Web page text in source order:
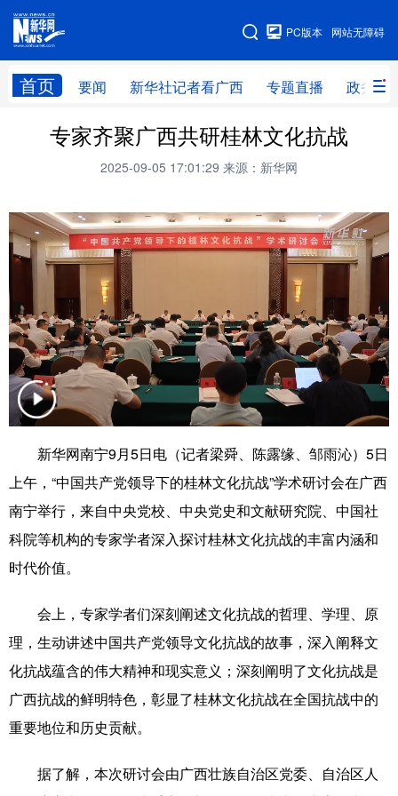
网站无障碍
PC版本
首页 要闻 新华社记者看广西 专题直播 政务信
网站地图
广西频道
新华社记者 专题直播
新华网导航
学习进行时 高层 时政 人事
国际 财经 网评 港澳
台湾 思客智库 全球连线
科技 科普 体育 文化
健康 军事 访谈 视频
图片 中央文件 金融 汽车
食品 人居 信息化 乡村振兴
溯源中国
会展 彩票 娱乐 时尚
悦读 公益 书画 一带一路
上市公司 文化产业
专家齐聚广西共研桂林文化抗战
2025-09-05 17:01:29 来源：新华网
新华网南宁9月5日电（记者梁舜、陈露缘、邹雨沁）5日
上午，“中国共产党领导下的桂林文化抗战”学术研讨会在广西
南宁举行，来自中央党校、中央党史和文献研究院、中国社
科院等机构的专家学者深入探讨桂林文化抗战的丰富内涵和
时代价值。
会上，专家学者们深刻阐述文化抗战的哲理、学理、原
理，生动讲述中国共产党领导文化抗战的故事，深入阐释文
化抗战蕴含的伟大精神和现实意义；深刻阐明了文化抗战是
广西抗战的鲜明特色，彰显了桂林文化抗战在全国抗战中的
重要地位和历史贡献。
据了解，本次研讨会由广西壮族自治区党委、自治区人